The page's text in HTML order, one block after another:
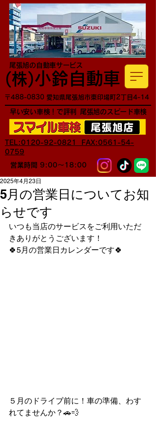
TEL:0120-92-0821 FAX:0561-54-
0759
営業時間 9:00～18:00
​(株)小鈴自動車
尾張旭の自動車サービス
早い安い車検！で評判 尾張旭のスピード車検
〒488-0830 愛知県尾張旭市東印場町2丁目4-14
5月の営業日についてお知
らせです
2025年4月23日
いつも当店のサービスをご利用いただ
きありがとうございます！
🍀5月の営業日カレンダーです🍀
５月のドライブ前に！車の準備、わす
れてませんか？🚗💨